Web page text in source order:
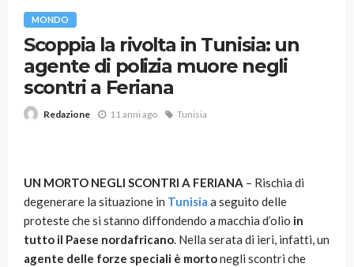
MONDO
Scoppia la rivolta in Tunisia: un
agente di polizia muore negli
scontri a Feriana
Redazione 11 anni ago Tunisia
UN MORTO NEGLI SCONTRI A FERIANA – Rischia di
degenerare la situazione in Tunisia a seguito delle
proteste che si stanno diffondendo a macchia d’olio in
tutto il Paese nordafricano. Nella serata di ieri, infatti, un
agente delle forze speciali è mortonegli scontri che